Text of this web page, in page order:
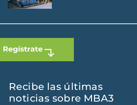
Recibe las últimas
noticias sobre MBA3